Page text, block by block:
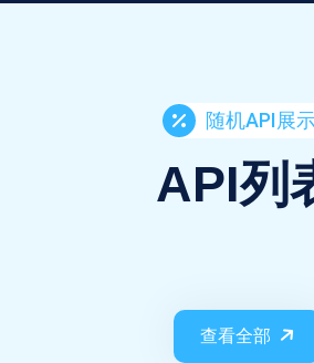
随机API展
API列
查看全部